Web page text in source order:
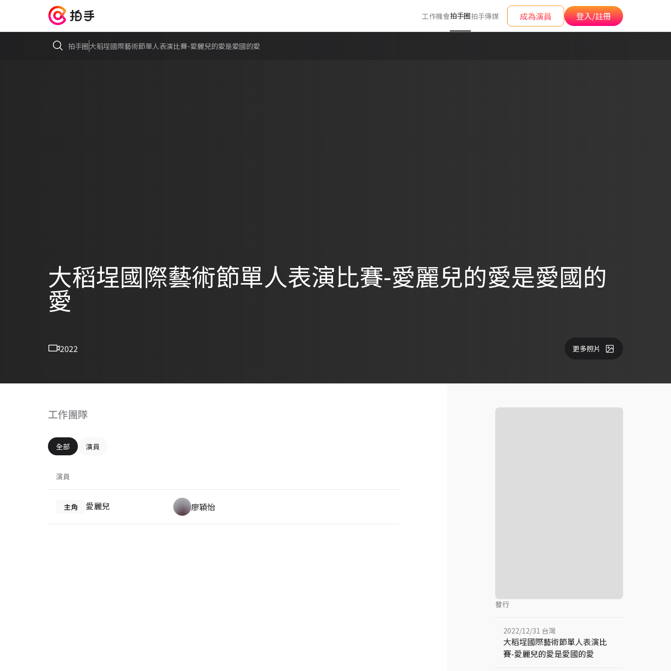
工作機會拍手圈拍手傳媒 成為演員 登入/註冊
拍手圈⼤稻埕國際藝術節單⼈表演比賽-愛麗兒的愛是愛國的愛
⼤稻埕國際藝術節單⼈表演比賽-愛麗兒的愛是愛國的
愛
2022 更多照片
工作團隊
全部 演員
演員
主角 愛麗兒 廖穎怡
發行
2022/12/31 台灣
⼤稻埕國際藝術節單⼈表演比
賽-愛麗兒的愛是愛國的愛